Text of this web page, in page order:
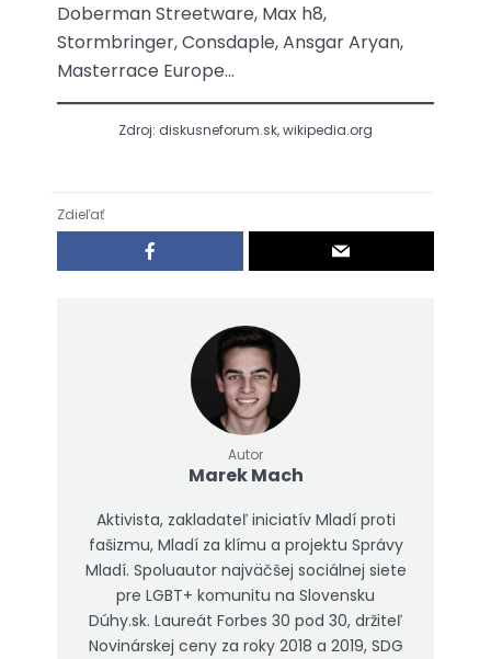
Doberman Streetware, Max h8,
Stormbringer, Consdaple, Ansgar Aryan,
Masterrace Europe…
Zdroj: diskusneforum.sk, wikipedia.org
Zdieľať
Autor
Marek Mach
Aktivista, zakladateľ iniciatív Mladí proti
fašizmu, Mladí za klímu a projektu Správy
Mladí. Spoluautor najväčšej sociálnej siete
pre LGBT+ komunitu na Slovensku
Dúhy.sk. Laureát Forbes 30 pod 30, držiteľ
Novinárskej ceny za roky 2018 a 2019, SDG